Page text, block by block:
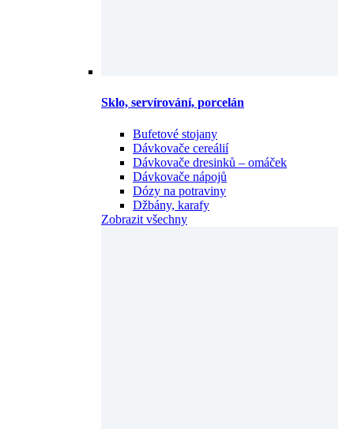
Sklo, servírování, porcelán
Bufetové stojany
Dávkovače cereálií
Dávkovače dresinků – omáček
Dávkovače nápojů
Dózy na potraviny
Džbány, karafy
Zobrazit všechny